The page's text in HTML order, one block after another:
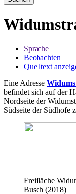
Sprache
Beobachten
Quelltext
Eine Adresse
befindet sich auf der
Nordseite der
Südseite der Südhofe
Freifläche
Busch (2018)